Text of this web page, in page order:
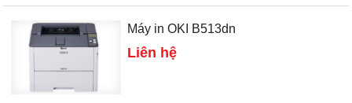
Máy in OKI B513dn
Liên hệ